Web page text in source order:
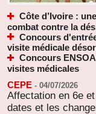
Côte d’Ivoire :
combat contre la
Concours
visite médicale
Concours
visites médicales
CEPE - 04/07/2026
Affectation en 6e
dates et les